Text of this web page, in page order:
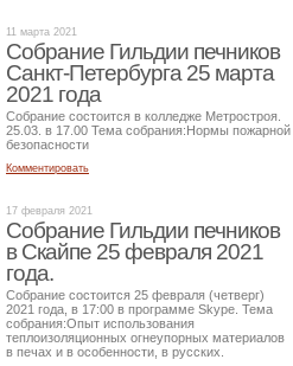
11 марта 2021
Собрание Гильдии печников
Санкт-Петербурга 25 марта
2021 года
Собрание состоится в колледже Метростроя.
25.03. в 17.00 Тема собрания:Нормы пожарной
безопасности
Комментировать
17 февраля 2021
Собрание Гильдии печников
в Скайпе 25 февраля 2021
года.
Собрание состоится 25 февраля (четверг)
2021 года, в 17:00 в программе Skype. Тема
собрания:Опыт использования
теплоизоляционных огнеупорных материалов
в печах и в особенности, в русских.